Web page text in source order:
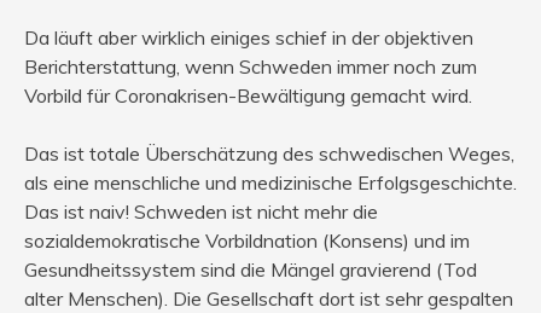
Da läuft aber wirklich einiges schief in der objektiven
Berichterstattung, wenn Schweden immer noch zum
Vorbild für Coronakrisen-Bewältigung gemacht wird.
Das ist totale Überschätzung des schwedischen Weges,
als eine menschliche und medizinische Erfolgsgeschichte.
Das ist naiv! Schweden ist nicht mehr die
sozialdemokratische Vorbildnation (Konsens) und im
Gesundheitssystem sind die Mängel gravierend (Tod
alter Menschen). Die Gesellschaft dort ist sehr gespalten